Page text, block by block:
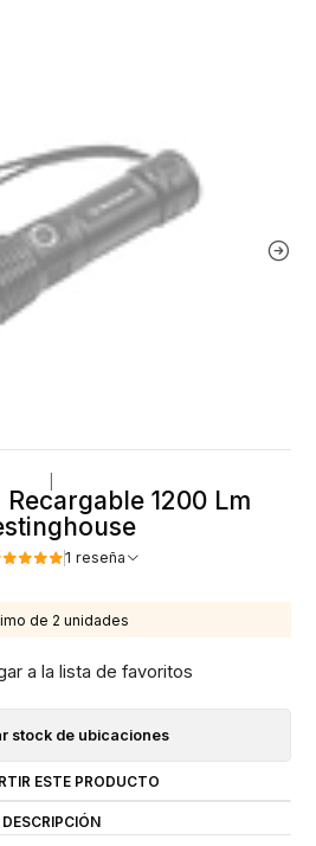
1200 Lm
1 reseña
de 2 unidades
a la lista de favoritos
stock de ubicaciones
ESTE PRODUCTO
DESCRIPCIÓN